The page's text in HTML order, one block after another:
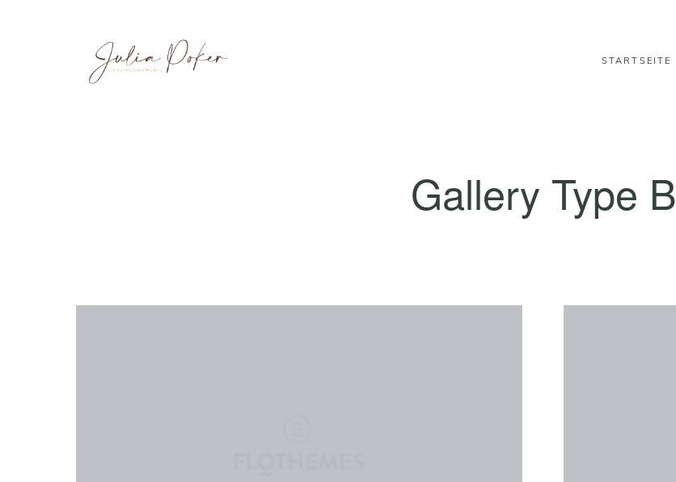
STARTSEITE
Gallery Type B